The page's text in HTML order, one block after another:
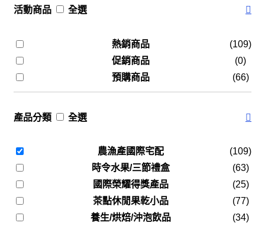
活動商品 全選
熱銷商品
(109)
促銷商品
(0)
預購商品
(66)
產品分類 全選
農漁產國際宅配
(109)
時令水果/三節禮盒
(63)
國際榮耀得獎產品
(25)
茶點休閒果乾小品
(77)
養生/烘焙/沖泡飲品
(34)